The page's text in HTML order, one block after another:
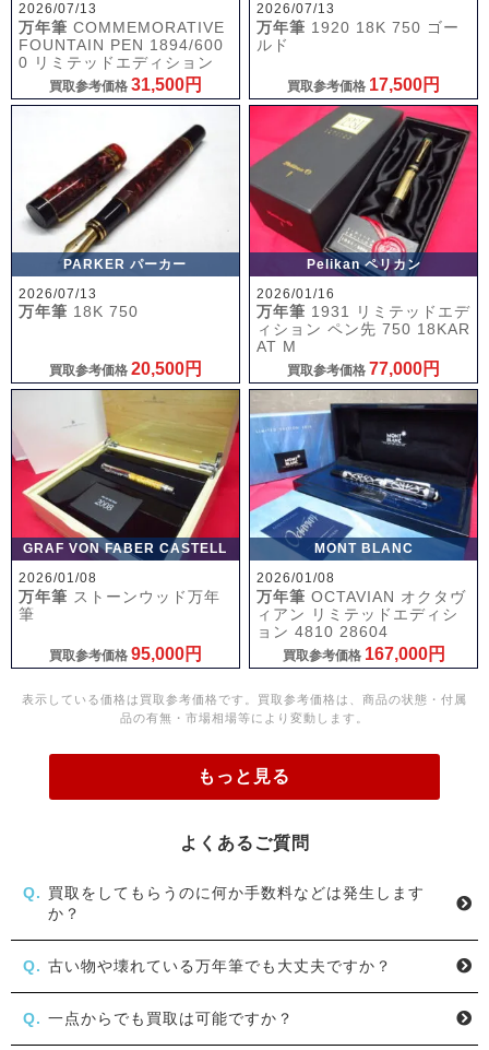
2026/07/13
万年筆 COMMEMORATIVE
FOUNTAIN PEN 1894/600
0 リミテッドエディション
買取参考価格 31,500円
2026/07/13
万年筆 1920 18K 750 ゴー
ルド
買取参考価格 17,500円
PARKER パーカー
2026/07/13
万年筆 18K 750
買取参考価格 20,500円
Pelikan ペリカン
2026/01/16
万年筆 1931 リミテッドエデ
ィション ペン先 750 18KAR
AT M
買取参考価格 77,000円
GRAF VON FABER CASTELL
2026/01/08
万年筆 ストーンウッド万年
筆
買取参考価格 95,000円
MONT BLANC
2026/01/08
万年筆 OCTAVIAN オクタヴ
ィアン リミテッドエディシ
ョン 4810 28604
買取参考価格 167,000円
表示している価格は買取参考価格です。買取参考価格は、商品の状態・付属
品の有無・市場相場等により変動します。
もっと見る
よくあるご質問
買取をしてもらうのに何か手数料などは発生します
か？
古い物や壊れている万年筆でも大丈夫ですか？
一点からでも買取は可能ですか？